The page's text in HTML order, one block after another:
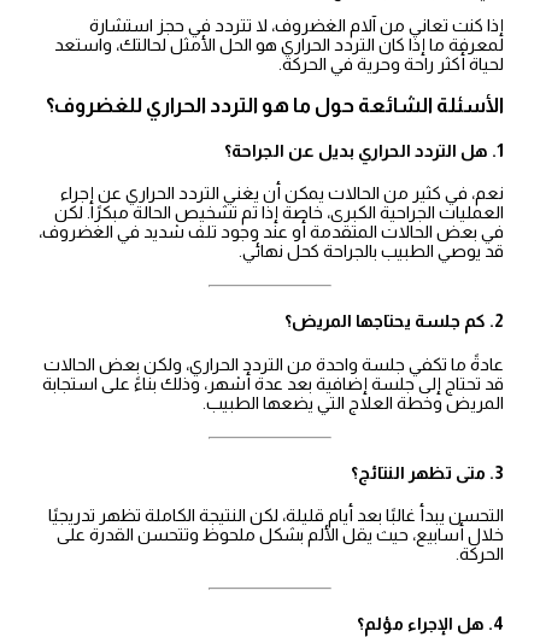
إذا كنت تعاني من آلام الغضروف، لا تتردد في حجز استشارة
لمعرفة ما إذا كان التردد الحراري هو الحل الأمثل لحالتك، واستعد
لحياة أكثر راحة وحرية في الحركة.
الأسئلة الشائعة حول ما هو التردد الحراري للغضروف؟
1. هل التردد الحراري بديل عن الجراحة؟
نعم، في كثير من الحالات يمكن أن يغني التردد الحراري عن إجراء
العمليات الجراحية الكبرى، خاصة إذا تم تشخيص الحالة مبكرًا. لكن
في بعض الحالات المتقدمة أو عند وجود تلف شديد في الغضروف،
قد يوصي الطبيب بالجراحة كحل نهائي.
2. كم جلسة يحتاجها المريض؟
عادةً ما تكفي جلسة واحدة من التردد الحراري، ولكن بعض الحالات
قد تحتاج إلى جلسة إضافية بعد عدة أشهر، وذلك بناءً على استجابة
المريض وخطة العلاج التي يضعها الطبيب.
3. متى تظهر النتائج؟
التحسن يبدأ غالبًا بعد أيام قليلة، لكن النتيجة الكاملة تظهر تدريجيًا
خلال أسابيع، حيث يقل الألم بشكل ملحوظ وتتحسن القدرة على
الحركة.
4. هل الإجراء مؤلم؟